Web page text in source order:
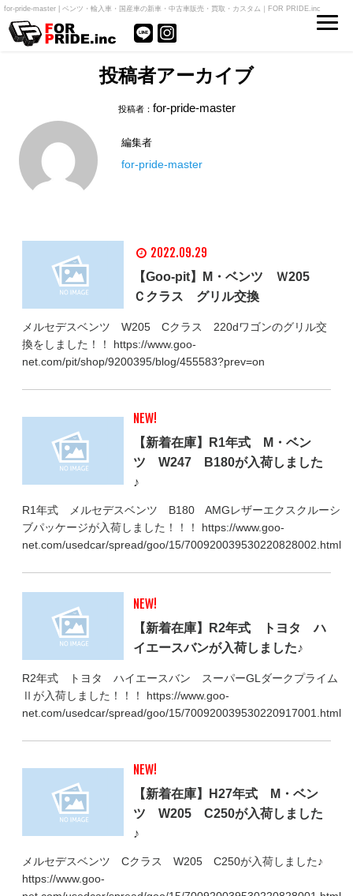
for-pride-master | ベンツ・輸入車・国産車の新車・中古車販売・買取・カスタム｜FOR PRIDE.inc
投稿者アーカイブ
投稿者： for-pride-master
編集者
for-pride-master
2022.09.29
【Goo‐pit】M・ベンツ Ｗ205
Ｃクラス グリル交換
メルセデスベンツ W205 Cクラス 220dワゴンのグリル交
換をしました！！ https://www.goo-
net.com/pit/shop/9200395/blog/455583?prev=on
NEW!
【新着在庫】R1年式 M・ベン
ツ W247 B180が入荷しました
♪
R1年式 メルセデスベンツ B180 AMGレザーエクスクルーシ
ブパッケージが入荷しました！！！ https://www.goo-
net.com/usedcar/spread/goo/15/700920039530220828002.html
NEW!
【新着在庫】R2年式 トヨタ ハ
イエースバンが入荷しました♪
R2年式 トヨタ ハイエースバン スーパーGLダークプライム
Ⅱが入荷しました！！！ https://www.goo-
net.com/usedcar/spread/goo/15/700920039530220917001.html
NEW!
【新着在庫】H27年式 M・ベン
ツ W205 C250が入荷しました
♪
メルセデスベンツ Cクラス W205 C250が入荷しました♪
https://www.goo-